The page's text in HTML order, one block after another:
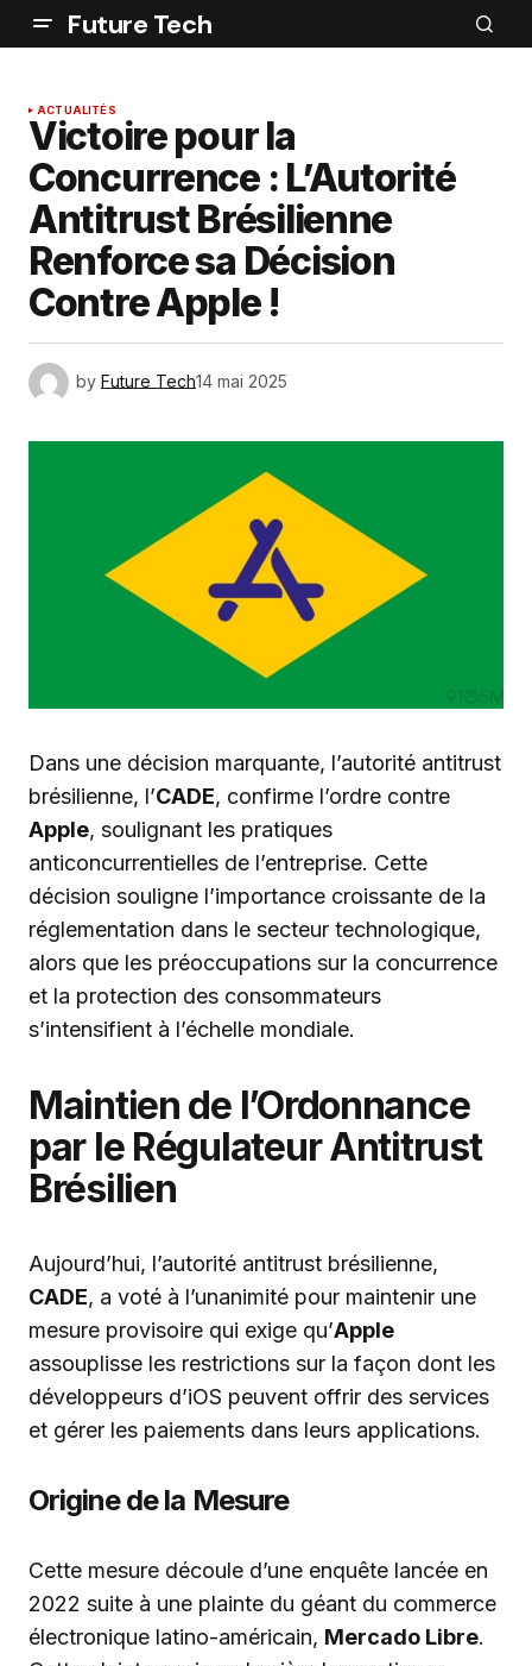
Future Tech
ACTUALITÉS
Victoire pour la
Concurrence : L’Autorité
Antitrust Brésilienne
Renforce sa Décision
Contre Apple !
by Future Tech14 mai 2025
Dans une décision marquante, l’autorité antitrust
brésilienne, l’CADE, confirme l’ordre contre
Apple, soulignant les pratiques
anticoncurrentielles de l’entreprise. Cette
décision souligne l’importance croissante de la
réglementation dans le secteur technologique,
alors que les préoccupations sur la concurrence
et la protection des consommateurs
s’intensifient à l’échelle mondiale.
Maintien de l’Ordonnance
par le Régulateur Antitrust
Brésilien
Aujourd’hui, l’autorité antitrust brésilienne,
CADE, a voté à l’unanimité pour maintenir une
mesure provisoire qui exige qu’Apple
assouplisse les restrictions sur la façon dont les
développeurs d’iOS peuvent offrir des services
et gérer les paiements dans leurs applications.
Origine de la Mesure
Cette mesure découle d’une enquête lancée en
2022 suite à une plainte du géant du commerce
électronique latino-américain, Mercado Libre.